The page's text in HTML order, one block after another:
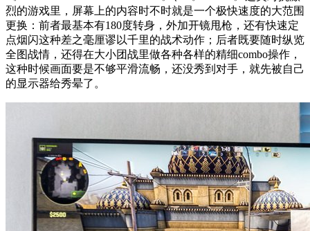
烈的游戏里，屏幕上的内容时不时就是一个极快速度的大范围
更换：前者最基本有180度转身，外加开镜甩枪，还有快速定
点烟闪这种差之毫厘谬以千里的战术动作；后者既要随时纵览
全图战情，还得在大小团战里做各种各样的精细combo操作，
这种时候画面要是不够平滑流畅，还没秀到对手，就先被自己
的显示器给秀晕了。